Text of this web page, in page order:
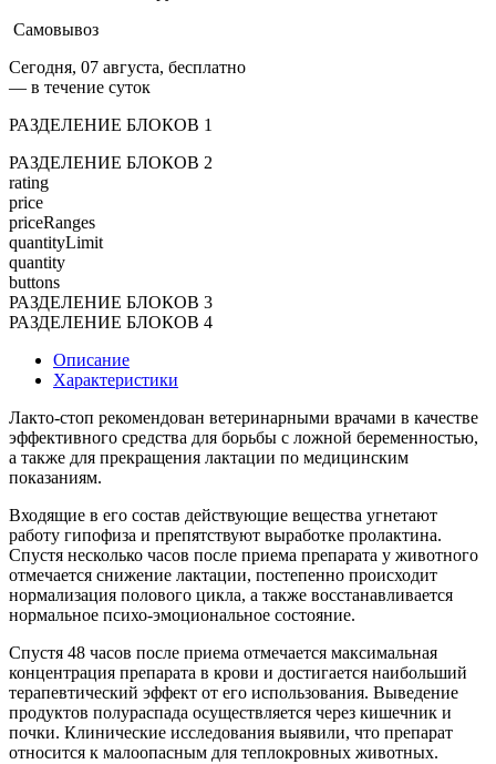
Самовывоз
Сегодня, 07 августа, бесплатно
— в течение суток
РАЗДЕЛЕНИЕ БЛОКОВ 1
РАЗДЕЛЕНИЕ БЛОКОВ 2
rating
price
priceRanges
quantityLimit
quantity
buttons
РАЗДЕЛЕНИЕ БЛОКОВ 3
РАЗДЕЛЕНИЕ БЛОКОВ 4
Описание
Характеристики
Лакто-стоп рекомендован ветеринарными врачами в качестве
эффективного средства для борьбы с ложной беременностью,
а также для прекращения лактации по медицинским
показаниям.
Входящие в его состав действующие вещества угнетают
работу гипофиза и препятствуют выработке пролактина.
Спустя несколько часов после приема препарата у животного
отмечается снижение лактации, постепенно происходит
нормализация полового цикла, а также восстанавливается
нормальное психо-эмоциональное состояние.
Спустя 48 часов после приема отмечается максимальная
концентрация препарата в крови и достигается наибольший
терапевтический эффект от его использования. Выведение
продуктов полураспада осуществляется через кишечник и
почки. Клинические исследования выявили, что препарат
относится к малоопасным для теплокровных животных.